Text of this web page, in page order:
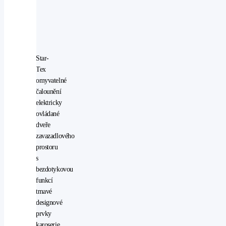
Star-
Tex
omyvatelné
čalounění
elektricky
ovládané
dveře
zavazadlového
prostoru
s
bezdotykovou
funkcí
tmavé
designové
prvky